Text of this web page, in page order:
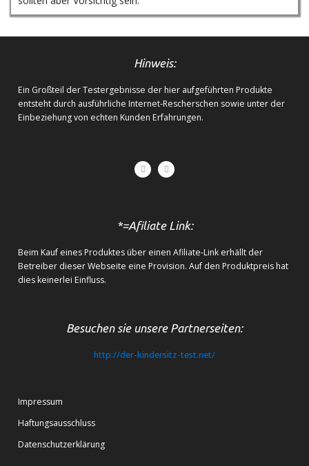
Hinweis:
Ein Großteil der Testergebnisse der hier aufgeführten Produkte
entsteht durch ausführliche Internet-Rescherschen sowie unter der
Einbeziehung von echten Kunden Erfahrungen.
*=Afiliate Link:
Beim Kauf eines Produktes über einen Afiliate-Link erhällt der
Betreiber dieser Webseite eine Provision. Auf den Produktpreis hat
dies keinerlei Einfluss.
Besuchen sie unsere Partnerseiten:
http://der-kindersitz-test.net/
Impressum
Haftungsausschluss
Datenschutzerklärung